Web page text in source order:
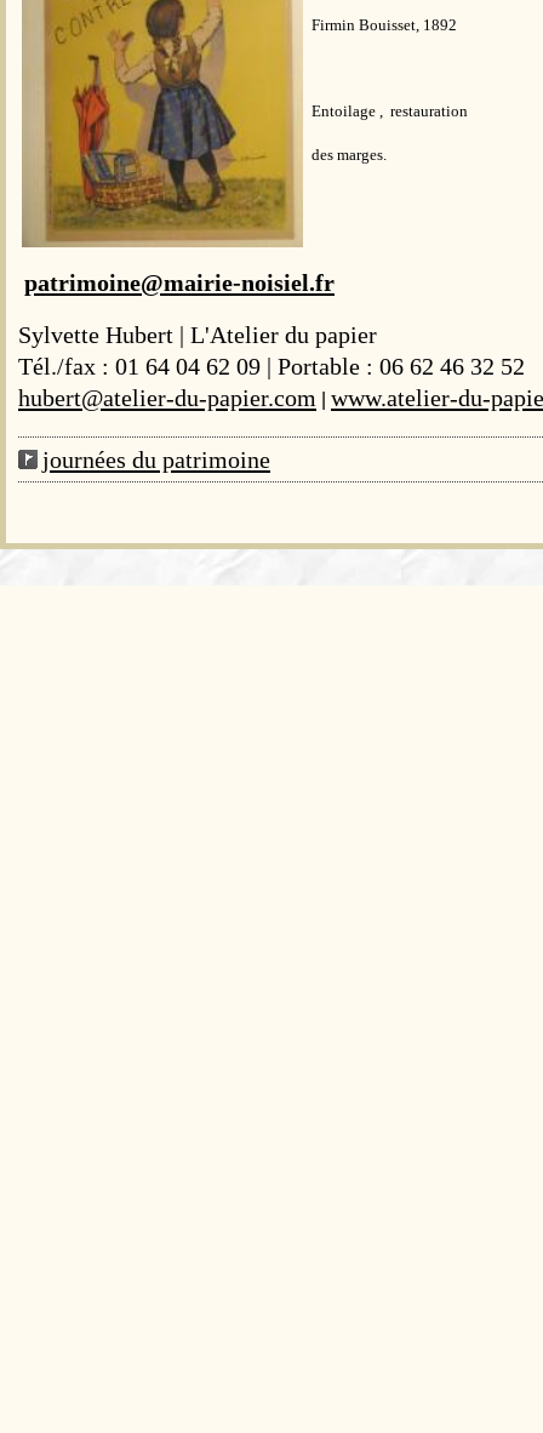
Firmin Bouisset, 1892
Entoilage , restauration
des marges.
patrimoine@mairie-noisiel.fr
Sylvette Hubert | L'Atelier du papier
Tél./fax : 01 64 04 62 09 | Portable : 06 62 46 32 52
hubert@atelier-du-papier.com
www.atelier-du-
journées du patrimoine